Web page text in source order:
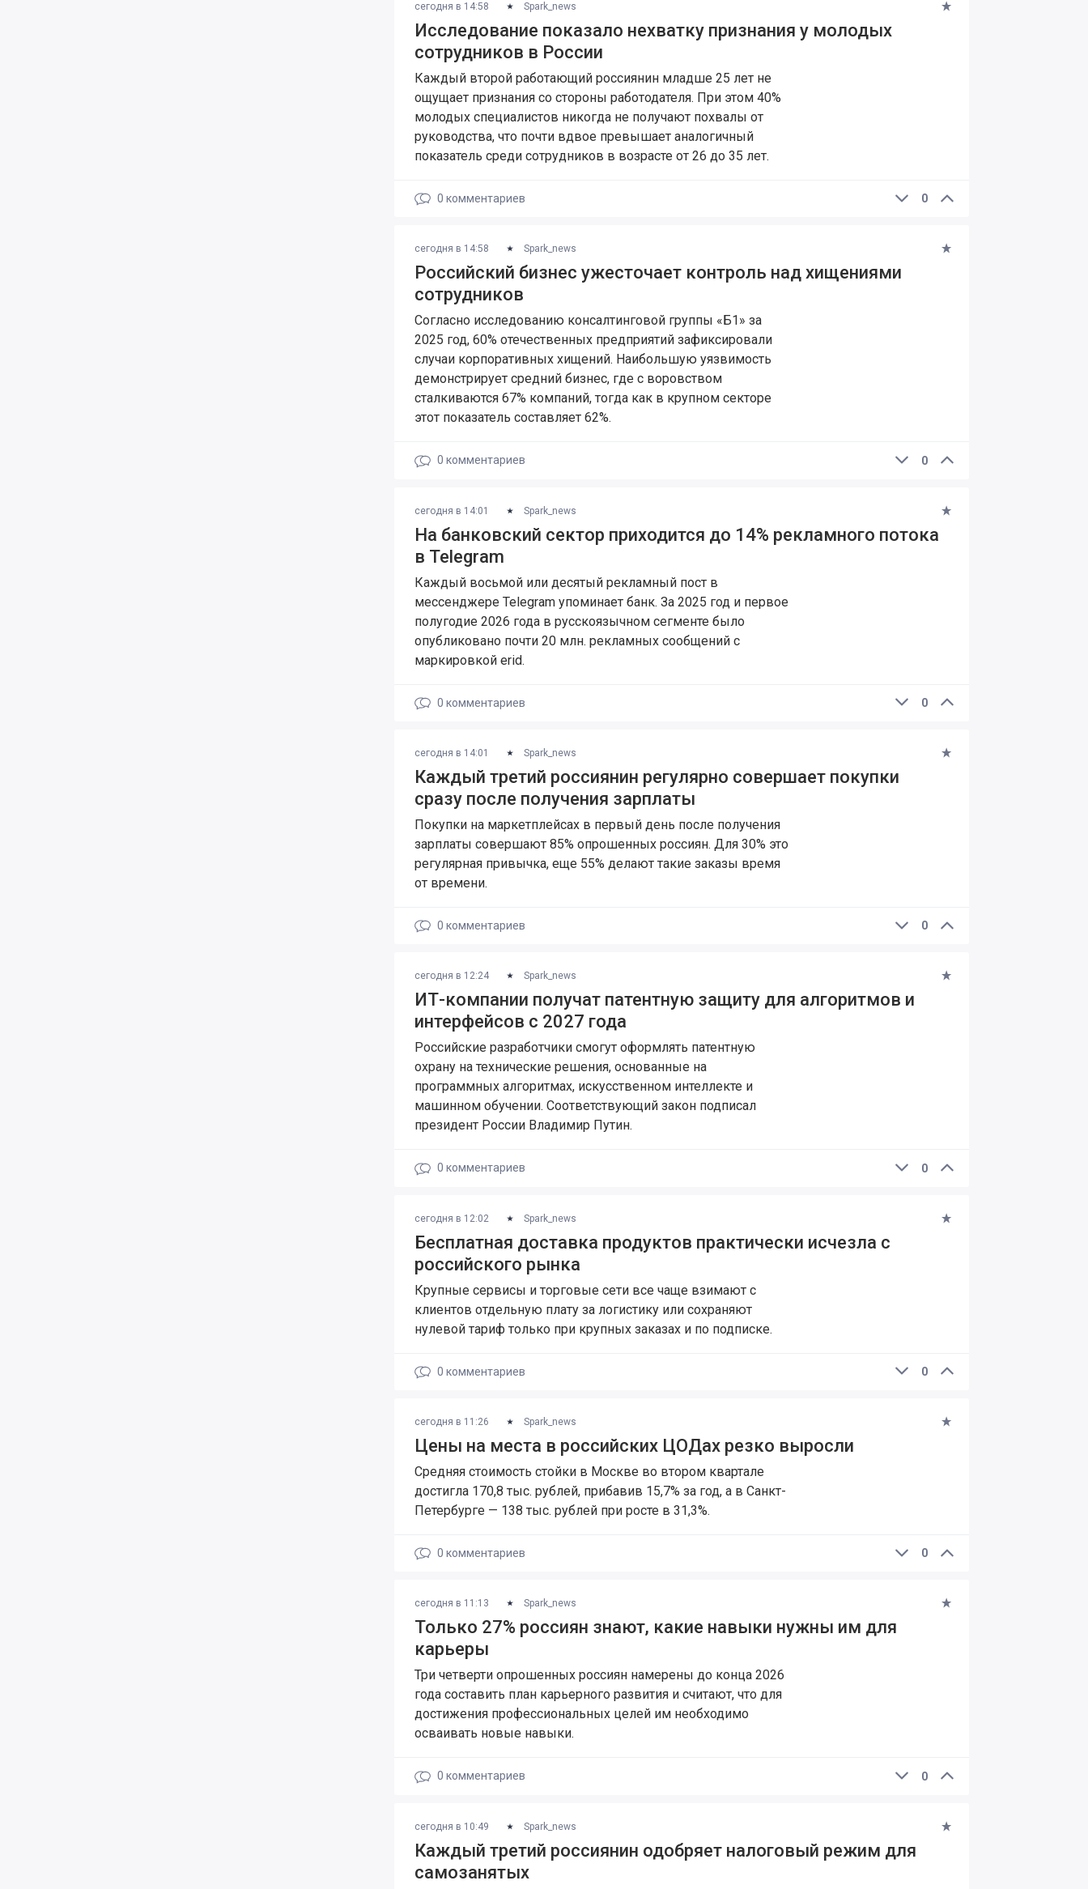
сегодня в 14:58 Spark_news
Исследование показало нехватку признания у молодых
сотрудников в России
Каждый второй работающий россиянин младше 25 лет не
ощущает признания со стороны работодателя. При этом 40%
молодых специалистов никогда не получают похвалы от
руководства, что почти вдвое превышает аналогичный
показатель среди сотрудников в возрасте от 26 до 35 лет.
0
0 комментариев
сегодня в 14:58 Spark_news
Российский бизнес ужесточает контроль над хищениями
сотрудников
Согласно исследованию консалтинговой группы «Б1» за
2025 год, 60% отечественных предприятий зафиксировали
случаи корпоративных хищений. Наибольшую уязвимость
демонстрирует средний бизнес, где с воровством
сталкиваются 67% компаний, тогда как в крупном секторе
этот показатель составляет 62%.
0
0 комментариев
сегодня в 14:01 Spark_news
На банковский сектор приходится до 14% рекламного потока
в Telegram
Каждый восьмой или десятый рекламный пост в
мессенджере Telegram упоминает банк. За 2025 год и первое
полугодие 2026 года в русскоязычном сегменте было
опубликовано почти 20 млн. рекламных сообщений с
маркировкой erid.
0
0 комментариев
сегодня в 14:01 Spark_news
Каждый третий россиянин регулярно совершает покупки
сразу после получения зарплаты
Покупки на маркетплейсах в первый день после получения
зарплаты совершают 85% опрошенных россиян. Для 30% это
регулярная привычка, еще 55% делают такие заказы время
от времени.
0
0 комментариев
сегодня в 12:24 Spark_news
ИТ-компании получат патентную защиту для алгоритмов и
интерфейсов с 2027 года
Российские разработчики смогут оформлять патентную
охрану на технические решения, основанные на
программных алгоритмах, искусственном интеллекте и
машинном обучении. Соответствующий закон подписал
президент России Владимир Путин.
0
0 комментариев
сегодня в 12:02 Spark_news
Бесплатная доставка продуктов практически исчезла с
российского рынка
Крупные сервисы и торговые сети все чаще взимают с
клиентов отдельную плату за логистику или сохраняют
нулевой тариф только при крупных заказах и по подписке.
0
0 комментариев
сегодня в 11:26 Spark_news
Цены на места в российских ЦОДах резко выросли
Средняя стоимость стойки в Москве во втором квартале
достигла 170,8 тыс. рублей, прибавив 15,7% за год, а в Санкт-
Петербурге — 138 тыс. рублей при росте в 31,3%.
0
0 комментариев
сегодня в 11:13 Spark_news
Только 27% россиян знают, какие навыки нужны им для
карьеры
Три четверти опрошенных россиян намерены до конца 2026
года составить план карьерного развития и считают, что для
достижения профессиональных целей им необходимо
осваивать новые навыки.
0
0 комментариев
сегодня в 10:49 Spark_news
Каждый третий россиянин одобряет налоговый режим для
самозанятых